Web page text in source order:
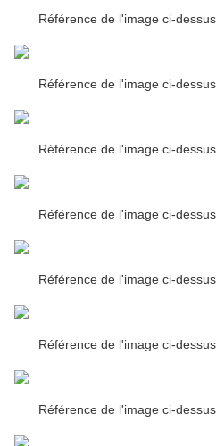
Référence de l'image ci-
Référence de l'image ci-
Référence de l'image ci-
Référence de l'image ci-
Référence de l'image ci-
Référence de l'image ci-
Référence de l'image ci-